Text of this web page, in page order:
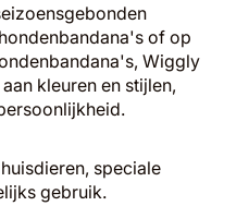
of op
Wiggly
kleuren en stijlen,
speciale
gebruik.